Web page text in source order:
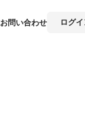
お問い合わせ ログ